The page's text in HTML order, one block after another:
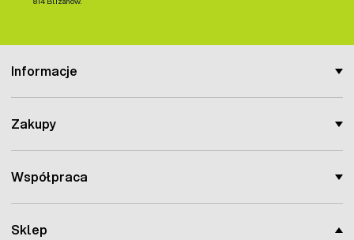
Sklep
Informacje
Zakupy
Współpraca